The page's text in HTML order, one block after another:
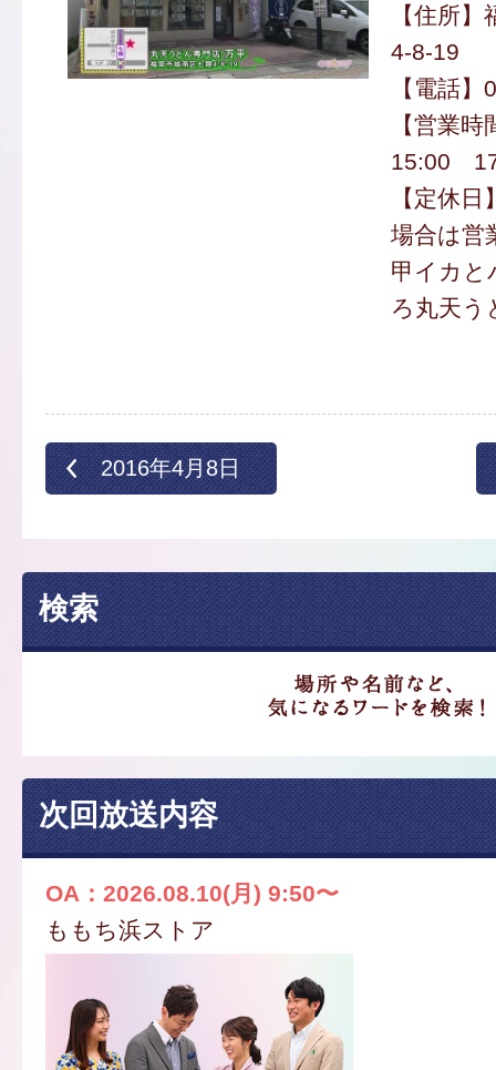
【住所
4-8-19
【電話
【営業
15:00
【定休
場合は営
甲イカと
ろ丸天う
2016年4月8日
検索
次回放送内容
OA：2026.08.10(月) 9:50〜
ももち浜ストア